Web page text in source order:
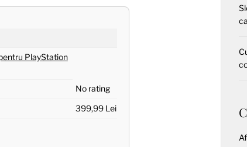
PlayStation
No rating
399,99 Lei